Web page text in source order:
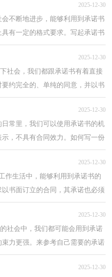
2025-12-30
不断地进步，能够利用到承诺书
有一定的格式要求。写起承诺书
理的工程质量保...
2025-12-30
社会，我们都跟承诺书有着直接
约完全的、单纯的同意，并以书
呢？以下是小编精...
2025-12-30
常里，我们可以使用承诺书的机
，不具有合同效力。如何写一份
整理的实习承诺书...
2025-12-30
作生活中，能够利用到承诺书的
书面订立的合同，其承诺也必须
书吗？以下是小编...
2025-12-30
社会中，我们都可能会用到承诺
力更强。来参考自己需要的承诺
，供大家参考借鉴，希...
2025-12-30